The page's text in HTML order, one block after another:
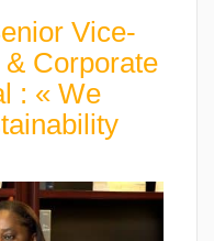
Vice-
Corporate
: « We